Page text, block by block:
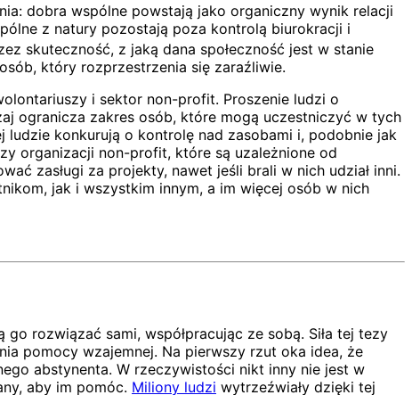
dobra wspólne powstają jako organiczny wynik relacji
z natury pozostają poza kontrolą biurokracji i
skuteczność, z jaką dana społeczność jest w stanie
który rozprzestrzenia się zaraźliwie.
i sektor non-profit. Proszenie ludzi o
ogranicza zakres osób, które mogą uczestniczyć w tych
ludzie konkurują o kontrolę nad zasobami i, podobnie jak
organizacji non-profit, które są uzależnione od
zasługi za projekty, nawet jeśli brali w nich udział inni.
jak i wszystkim innym, a im więcej osób w nich
rozwiązać sami, współpracując ze sobą. Siła tej tezy
pomocy wzajemnej. Na pierwszy rzut oka idea, że
abstynenta. W rzeczywistości nikt inny nie jest w
aby im pomóc. Miliony ludzi wytrzeźwiały dzięki tej